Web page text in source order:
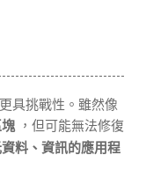
更具挑戰性。雖然像
，但可能無法修復
料、資訊的應用程